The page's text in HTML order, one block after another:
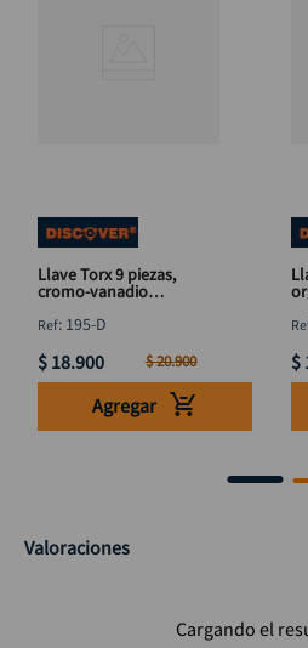
Llave Torx 9 piezas,
cromo-vanadio
: 195-D
$ 18.900 $20.900
Agregar
$
Valoraciones
Cargando el